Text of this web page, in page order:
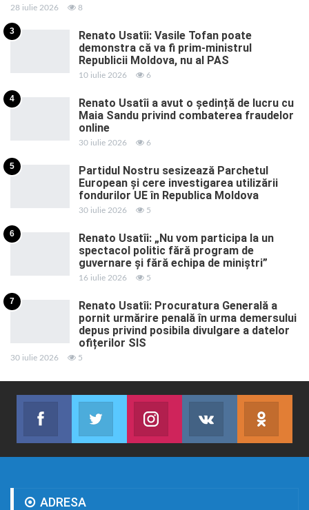
28 iulie 2026 8
3
Renato Usatîi: Vasile Tofan poate
demonstra că va fi prim-ministrul
Republicii Moldova, nu al PAS
10 iulie 2026 6
4
Renato Usatîi a avut o ședință de lucru cu
Maia Sandu privind combaterea fraudelor
online
30 iulie 2026 6
5
Partidul Nostru sesizează Parchetul
European și cere investigarea utilizării
fondurilor UE în Republica Moldova
30 iulie 2026 5
6
Renato Usatîi: „Nu vom participa la un
spectacol politic fără program de
guvernare și fără echipa de miniștri”
16 iulie 2026 5
7
Renato Usatîi: Procuratura Generală a
pornit urmărire penală în urma demersului
depus privind posibila divulgare a datelor
ofițerilor SIS
30 iulie 2026 5
Facebook
Abonează-te
Twitter
Join us on TwitterJoin us on Instagram
Abonează-te
ADRESA